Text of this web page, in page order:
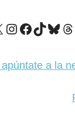
Instagram
TikTok
apúntate a la